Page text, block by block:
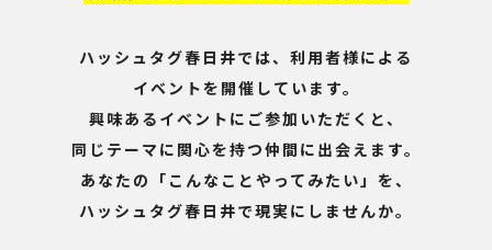
ハッシュタグ春日井では、利用者様による
イベントを開催しています。
興味あるイベントにご参加いただくと、
同じテーマに関心を持つ仲間に出会えます。
あなたの「こんなことやってみたい」を、
ハッシュタグ春日井で現実にしませんか。